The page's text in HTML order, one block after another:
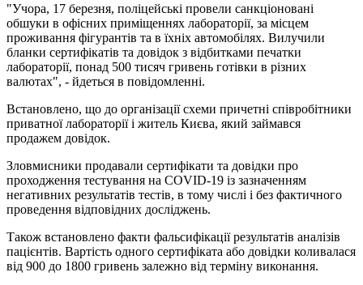
"Учора, 17 березня, поліцейські провели санкціоновані
обшуки в офісних приміщеннях лабораторії, за місцем
проживання фігурантів та в їхніх автомобілях. Вилучили
бланки сертифікатів та довідок з відбитками печатки
лабораторії, понад 500 тисяч гривень готівки в різних
валютах", - йдеться в повідомленні.
Встановлено, що до організації схеми причетні співробітники
приватної лабораторії і житель Києва, який займався
продажем довідок.
Зловмисники продавали сертифікати та довідки про
проходження тестування на COVID-19 із зазначенням
негативних результатів тестів, в тому числі і без фактичного
проведення відповідних досліджень.
Також встановлено факти фальсифікації результатів аналізів
пацієнтів. Вартість одного сертифіката або довідки коливалася
від 900 до 1800 гривень залежно від терміну виконання.